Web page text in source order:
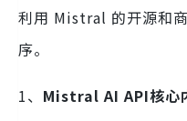
利用 Mistral 的开源和
序。
1、 Mistral AI API核心